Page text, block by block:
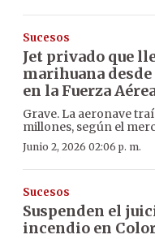
Sucesos
Jet privado que
marihuana desde
en la Fuerza
Grave. La aeronave
millones, según el
Junio 2, 2026 02:06 p. m.
Sucesos
Suspenden el
incendio en